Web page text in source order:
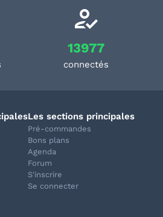
13977
connectés
Les sections principales
Pré-commandes
Bons plans
Agenda
Forum
S'inscrire
Se connecter